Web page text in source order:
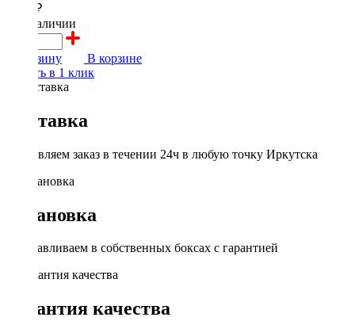
2000 ₽
в наличии
В корзину
В корзине
Купить в 1 клик
Доставка
Доставляем заказ в течении 24ч в любую точку Иркутска
Установка
Устанавливаем в собственных боксах с гарантией
Гарантия качества